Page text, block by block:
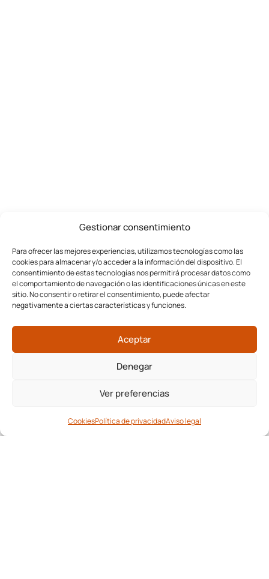
Gestionar consentimiento
Para ofrecer las mejores experiencias, utilizamos tecnologías como las
cookies para almacenar y/o acceder a la información del dispositivo. El
consentimiento de estas tecnologías nos permitirá procesar datos como
el comportamiento de navegación o las identificaciones únicas en este
sitio. No consentir o retirar el consentimiento, puede afectar
negativamente a ciertas características y funciones.
Aceptar
Denegar
Ver preferencias
CookiesPolítica de privacidadAviso legal